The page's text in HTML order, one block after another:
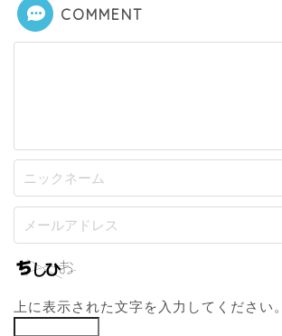
COMMENT
上に表示された文字を入力してください。